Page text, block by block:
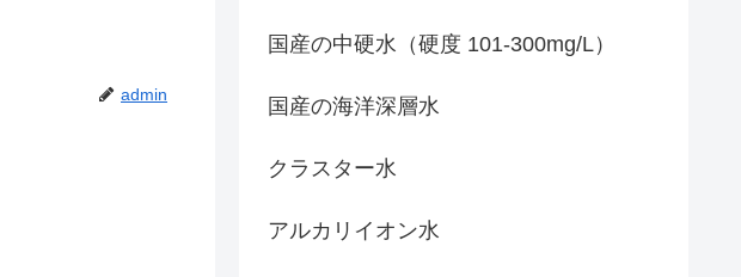
admin
国産の中硬水（硬度 101-300mg/L）
国産の海洋深層水
クラスター水
アルカリイオン水